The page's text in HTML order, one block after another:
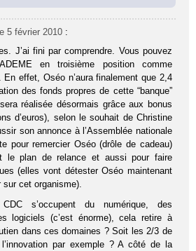
5 février 2010 :
J’ai fini par comprendre. Vous pouvez
en troisième position comme
En effet, Oséo n’aura finalement que 2,4
des fonds propres de cette “banque”
réalisée désormais grâce aux bonus
d’euros), selon le souhait de Christine
son annonce à l’Assemblée nationale
pour remercier Oséo (drôle de cadeau)
le plan de relance et aussi pour faire
(elles vont détester Oséo maintenant
cet organisme).
s’occupent du numérique, des
logiciels (c’est énorme), cela retire à
dans ces domaines ? Soit les 2/3 de
par exemple ? A côté de la